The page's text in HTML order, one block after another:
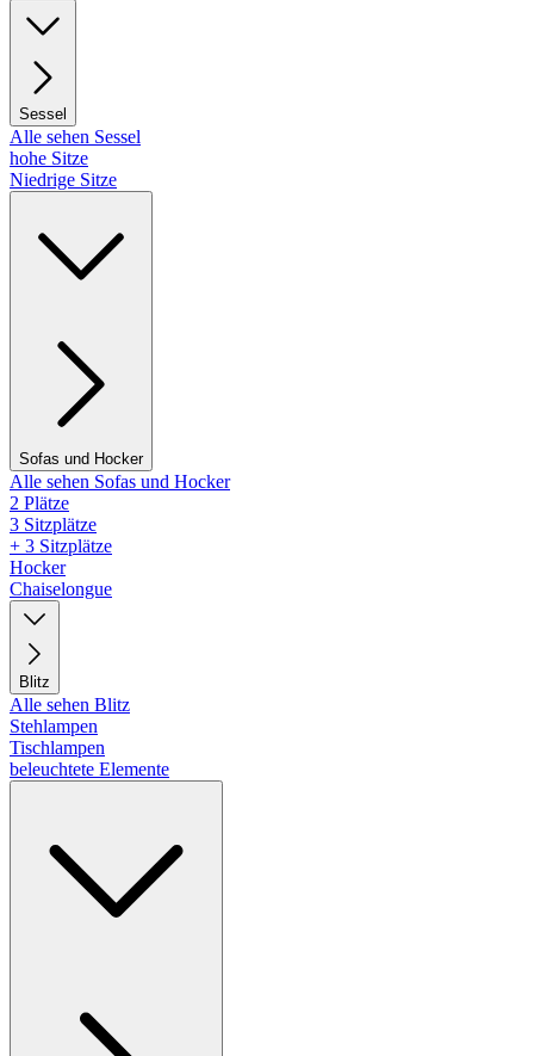
Sessel
Alle sehen Sessel
hohe Sitze
Niedrige Sitze
Sofas und Hocker
Alle sehen Sofas und Hocker
2 Plätze
3 Sitzplätze
+ 3 Sitzplätze
Hocker
Chaiselongue
Blitz
Alle sehen Blitz
Stehlampen
Tischlampen
beleuchtete Elemente